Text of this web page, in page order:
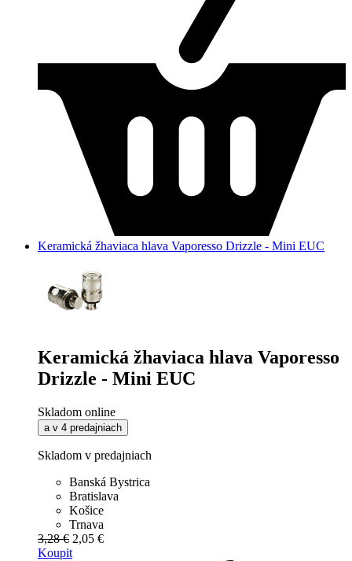
Keramická žhaviaca hlava Vaporesso Drizzle - Mini EUC
Keramická žhaviaca hlava Vaporesso
Drizzle - Mini EUC
Skladom online
a v 4 predajniach
Skladom v predajniach
Banská Bystrica
Bratislava
Košice
Trnava
3,28 € 2,05 €
Koupit